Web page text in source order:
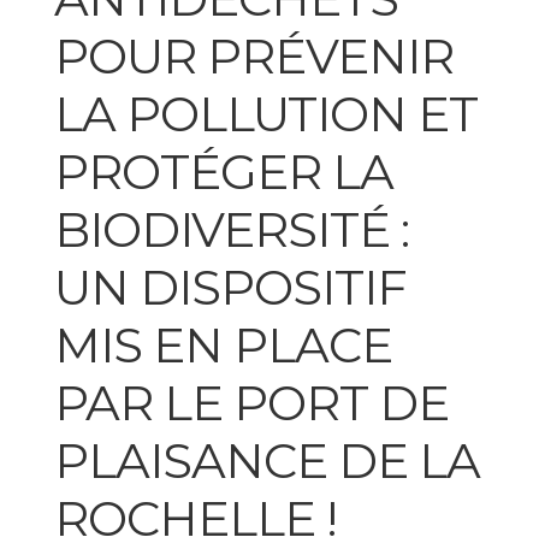
POUR PRÉVENIR
LA POLLUTION ET
PROTÉGER LA
BIODIVERSITÉ :
UN DISPOSITIF
MIS EN PLACE
PAR LE PORT DE
PLAISANCE DE LA
ROCHELLE !